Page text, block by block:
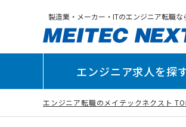
製造業・メーカー・ITのエンジニア転職な
エンジニア求人を探
エンジニア転職のメイテックネクスト